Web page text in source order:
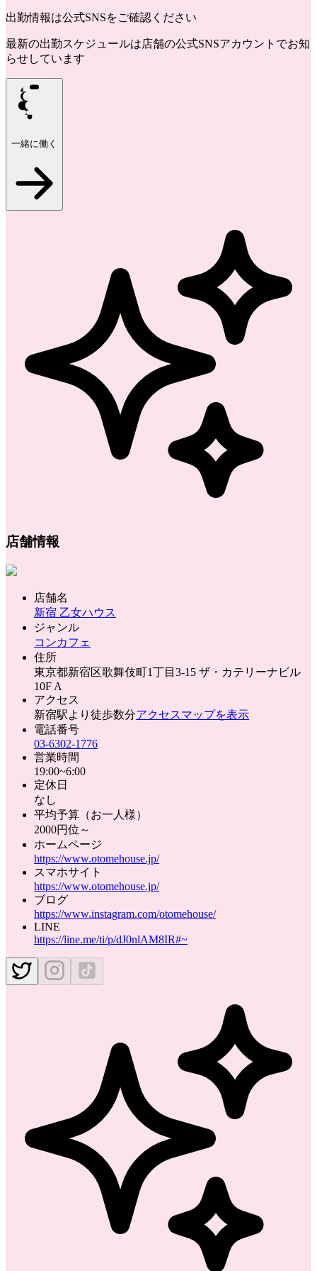
出勤情報は公式SNSをご確認ください
最新の出勤スケジュールは店舗の公式SNSアカウントでお知
らせしています
一緒に働く
店舗情報
店舗名
新宿 乙女ハウス
ジャンル
コンカフェ
住所
東京都新宿区歌舞伎町1丁目3-15 ザ・カテリーナビル
10F A
アクセス
新宿駅より徒歩数分アクセスマップを表示
電話番号
03-6302-1776
営業時間
19:00~6:00
定休日
なし
平均予算（お一人様）
2000円位～
ホームページ
https://www.otomehouse.jp/
スマホサイト
https://www.otomehouse.jp/
ブログ
https://www.instagram.com/otomehouse/
LINE
https://line.me/ti/p/dJ0nlAM8IR#~